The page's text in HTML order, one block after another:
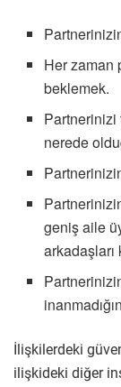
Her zaman
beklemek.
Partnerinizi
nerede
geniş aile
arkadaşları
İlişkilerdeki
ilişkideki diğer